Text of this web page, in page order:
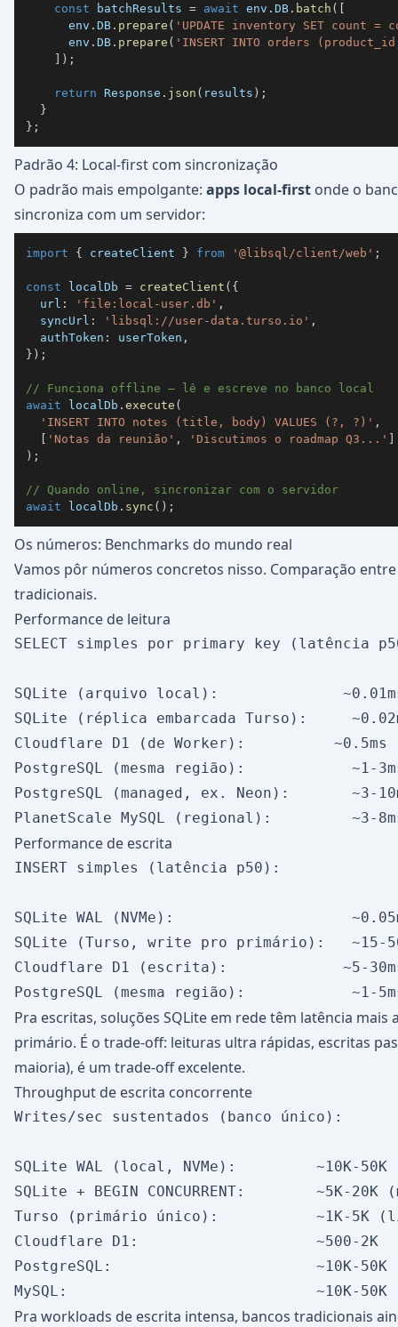
const batchResults = await env . DB . batch ( [
      env
. DB . prepare ( 'UPDATE inventory SET count =
      env
. DB . prepare ( 'INSERT INTO orders
] ) ;
return Response . json ( results ) ;
}
} ;
Padrão 4: Local-first com sincronização
O padrão mais empolgante: apps local-first onde o
sincroniza com um servidor:
import { createClient } from '@libsql/client/web' ;
const localDb = createClient ( {
  url
: 'file:local-user.db' ,
  syncUrl
: 'libsql://user-data.turso.io' ,
  authToken
: userToken ,
} ) ;
// Funciona offline — lê e escreve no banco local
await localDb . execute (
'INSERT INTO notes (title, body) VALUES (?, ?)' ,
[ 'Notas da reunião' , 'Discutimos o roadmap Q3...' ]
) ;
// Quando online, sincronizar com o servidor
await localDb . sync ( ) ;
Os números: Benchmarks do mundo real
Vamos pôr números concretos nisso. Comparação
tradicionais.
Performance de leitura
SELECT simples por primary key (latência
SQLite (arquivo local):
SQLite (réplica embarcada Turso):
Cloudflare D1 (de Worker):          ~0.5ms
PostgreSQL (mesma região):            ~1-
PostgreSQL (managed, ex. Neon):       ~3-
Performance de escrita
INSERT simples (latência p50):
SQLite WAL (NVMe):
SQLite (Turso, write pro primário):   ~15-
Cloudflare D1 (escrita):             ~5-
Pra escritas, soluções SQLite em rede têm latência
primário. É o trade-off: leituras ultra rápidas, escritas
maioria), é um trade-off excelente.
Throughput de escrita concorrente
Writes/sec sustentados (banco único):
SQLite WAL (local, NVMe):         ~10K-50K
SQLite + BEGIN CONCURRENT:        ~5K-
Turso (primário único):           ~1K-5K
Cloudflare D1:                    ~500-2K
PostgreSQL:                       ~10K-50K
Pra workloads de escrita intensa, bancos tradicionais